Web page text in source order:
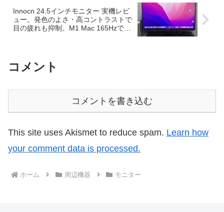
Innocn 24.5インチモニター 実機レビ
ュー。発色のよさ・高コントラストで
目の疲れも抑制。M1 Mac 165Hzでの
コメント
コメントを書き込む
This site uses Akismet to reduce spam. Learn how
your comment data is processed.
ホーム 周辺機器 モニター